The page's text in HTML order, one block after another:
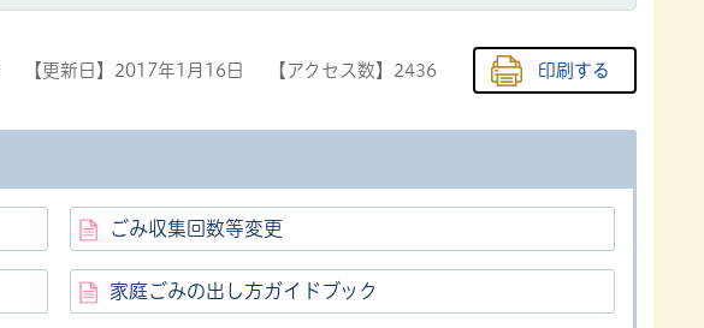
【更新日】 2017年1月16日 【アクセス数】 2436 印刷する
ごみ収集回数等変更
家庭ごみの出し方ガイドブック